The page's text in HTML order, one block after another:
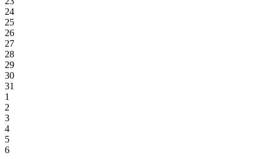
24
25
26
27
28
29
30
31
1
2
3
4
5
6